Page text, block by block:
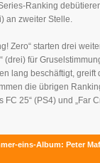
Ranking
an zweiter Stelle.
Zero“ starten drei
(drei) für
lang beschäftigt,
die übrigen
FC 25“ (PS4) und „Far
eins-Album: Peter